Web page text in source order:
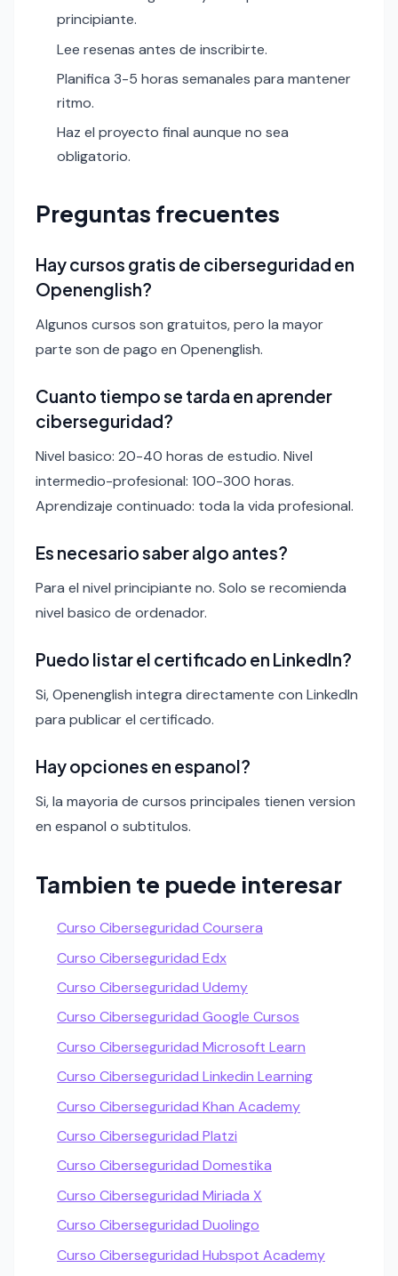
principiante.
Lee resenas antes de inscribirte.
Planifica 3-5 horas semanales para mantener
ritmo.
Haz el proyecto final aunque no sea
obligatorio.
Preguntas frecuentes
Hay cursos gratis de ciberseguridad en
Openenglish?
Algunos cursos son gratuitos, pero la mayor
parte son de pago en Openenglish.
Cuanto tiempo se tarda en aprender
ciberseguridad?
Nivel basico: 20-40 horas de estudio. Nivel
intermedio-profesional: 100-300 horas.
Aprendizaje continuado: toda la vida profesional.
Es necesario saber algo antes?
Para el nivel principiante no. Solo se recomienda
nivel basico de ordenador.
Puedo listar el certificado en LinkedIn?
Si, Openenglish integra directamente con LinkedIn
para publicar el certificado.
Hay opciones en espanol?
Si, la mayoria de cursos principales tienen version
en espanol o subtitulos.
Tambien te puede interesar
Curso Ciberseguridad Coursera
Curso Ciberseguridad Edx
Curso Ciberseguridad Udemy
Curso Ciberseguridad Google Cursos
Curso Ciberseguridad Microsoft Learn
Curso Ciberseguridad Linkedin Learning
Curso Ciberseguridad Khan Academy
Curso Ciberseguridad Platzi
Curso Ciberseguridad Domestika
Curso Ciberseguridad Miriada X
Curso Ciberseguridad Duolingo
Curso Ciberseguridad Hubspot Academy